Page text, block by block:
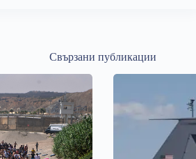
Свързани публикации